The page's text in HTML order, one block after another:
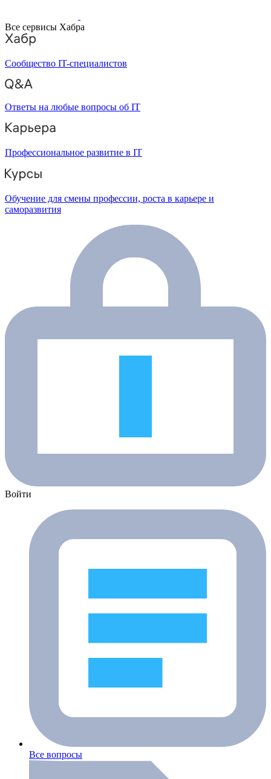
Все сервисы Хабра
Сообщество IT-специалистов
Ответы на любые вопросы об IT
Профессиональное развитие в IT
Обучение для смены профессии, роста в карьере и
саморазвития
Войти
Все вопросы